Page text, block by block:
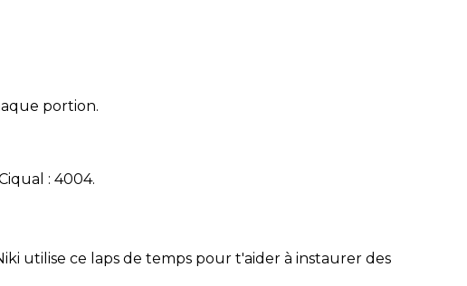
portion.
: 4004.
utilise ce laps de temps pour t'aider à instaurer des